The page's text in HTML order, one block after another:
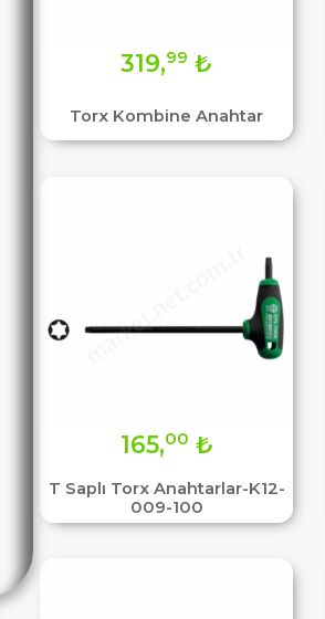
Torx Kombine Anahtar
319,99 ₺
T Saplı Torx Anahtarlar-K12-
009-100
165,00 ₺